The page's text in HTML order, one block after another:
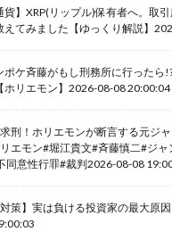
貨】XRP(リップル)保有者へ。取
えてみました【ゆっくり解説】
ポケ斉藤がもし刑務所に行った
ホリエモン】2026-08-08 20:00:04
刑！ホリエモンが断言する元ジ
エモン#堀江貴文#斉藤慎二#ジ
同意性行罪#裁判2026-08-08
対策】実は負ける投資家の最大原